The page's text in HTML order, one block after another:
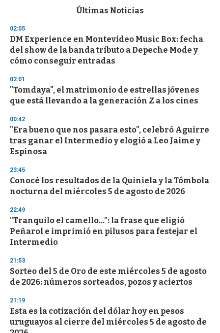
d
s
o
f
3
s
e
o
d
s
Últimas Noticias
02:05
DM Experience en Montevideo Music Box: fecha
del show de la banda tributo a Depeche Mode y
cómo conseguir entradas
02:01
"Tomdaya", el matrimonio de estrellas jóvenes
que está llevando a la generación Z a los cines
00:42
"Era bueno que nos pasara esto", celebró Aguirre
tras ganar el Intermedio y elogió a Leo Jaime y
Espinosa
23:45
Conocé los resultados de la Quiniela y la Tómbola
nocturna del miércoles 5 de agosto de 2026
22:49
"Tranquilo el camello...": la frase que eligió
Peñarol e imprimió en pilusos para festejar el
Intermedio
21:53
Sorteo del 5 de Oro de este miércoles 5 de agosto
de 2026: números sorteados, pozos y aciertos
21:19
Esta es la cotización del dólar hoy en pesos
uruguayos al cierre del miércoles 5 de agosto de